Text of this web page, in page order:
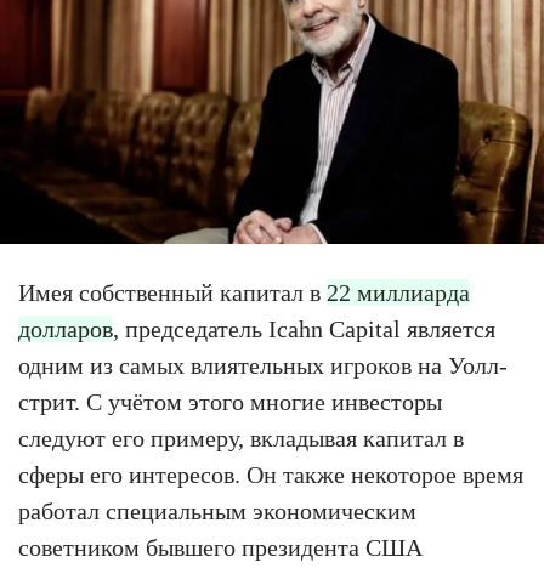
Имея собственный капитал в 22 миллиарда
долларов, председатель Icahn Capital является
одним из самых влиятельных игроков на Уолл-
стрит. С учётом этого многие инвесторы
следуют его примеру, вкладывая капитал в
сферы его интересов. Он также некоторое время
работал специальным экономическим
советником бывшего президента США